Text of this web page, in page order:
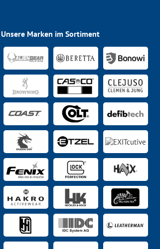
Unsere Marken im Sortiment